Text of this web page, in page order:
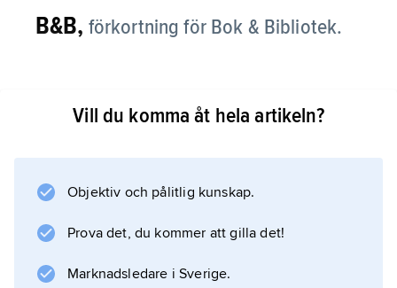
B&B, förkortning för Bok & Bibliotek.
Vill du komma åt hela artikeln?
Objektiv och pålitlig kunskap.
Prova det, du kommer att gilla det!
Marknadsledare i Sverige.